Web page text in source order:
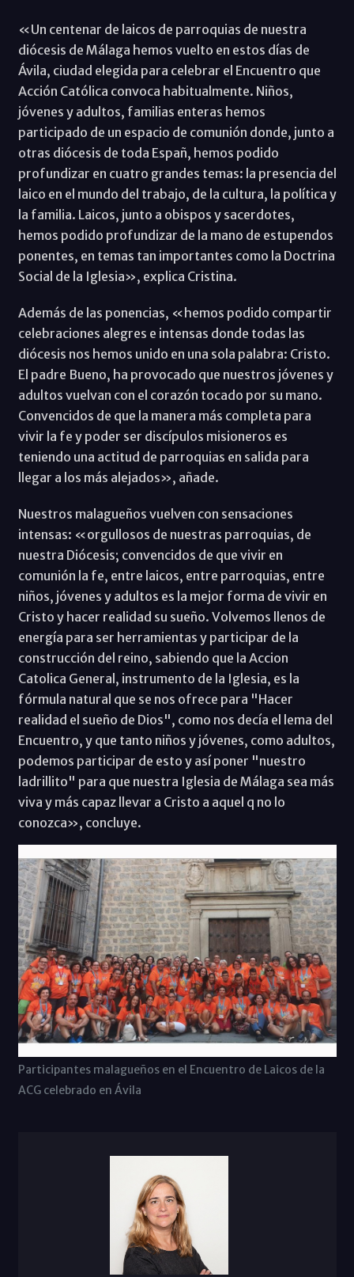
«Un centenar de laicos de parroquias de nuestra
diócesis de Málaga hemos vuelto en estos días de
Ávila, ciudad elegida para celebrar el Encuentro que
Acción Católica convoca habitualmente. Niños,
jóvenes y adultos, familias enteras hemos
participado de un espacio de comunión donde, junto a
otras diócesis de toda Españ, hemos podido
profundizar en cuatro grandes temas: la presencia del
laico en el mundo del trabajo, de la cultura, la política y
la familia. Laicos, junto a obispos y sacerdotes,
hemos podido profundizar de la mano de estupendos
ponentes, en temas tan importantes como la Doctrina
Social de la Iglesia», explica Cristina.
Además de las ponencias, «hemos podido compartir
celebraciones alegres e intensas donde todas las
diócesis nos hemos unido en una sola palabra: Cristo.
El padre Bueno, ha provocado que nuestros jóvenes y
adultos vuelvan con el corazón tocado por su mano.
Convencidos de que la manera más completa para
vivir la fe y poder ser discípulos misioneros es
teniendo una actitud de parroquias en salida para
llegar a los más alejados», añade.
Nuestros malagueños vuelven con sensaciones
intensas: «orgullosos de nuestras parroquias, de
nuestra Diócesis; convencidos de que vivir en
comunión la fe, entre laicos, entre parroquias, entre
niños, jóvenes y adultos es la mejor forma de vivir en
Cristo y hacer realidad su sueño. Volvemos llenos de
energía para ser herramientas y participar de la
construcción del reino, sabiendo que la Accion
Catolica General, instrumento de la Iglesia, es la
fórmula natural que se nos ofrece para "Hacer
realidad el sueño de Dios", como nos decía el lema del
Encuentro, y que tanto niños y jóvenes, como adultos,
podemos participar de esto y así poner "nuestro
ladrillito" para que nuestra Iglesia de Málaga sea más
viva y más capaz llevar a Cristo a aquel q no lo
conozca», concluye.
Participantes malagueños en el Encuentro de Laicos de la
ACG celebrado en Ávila